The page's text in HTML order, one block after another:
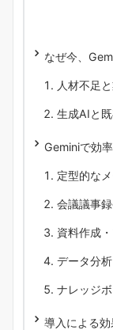
なぜ今、
人材不足
生成AIと
Geminiで効
定型的な
会議議事
資料作成
データ分
ナレッジ
導入による